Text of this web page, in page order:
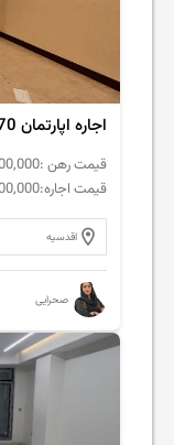
اجاره اپارتمان 170 متر اقدسیه فول مشاعات
قیمت رهن :
قیمت اجاره:
اقدسیه
صحرایی